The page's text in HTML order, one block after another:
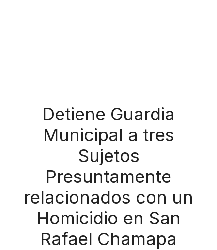
Detiene Guardia
Municipal a tres
Sujetos
Presuntamente
relacionados con un
Homicidio en San
Rafael Chamapa